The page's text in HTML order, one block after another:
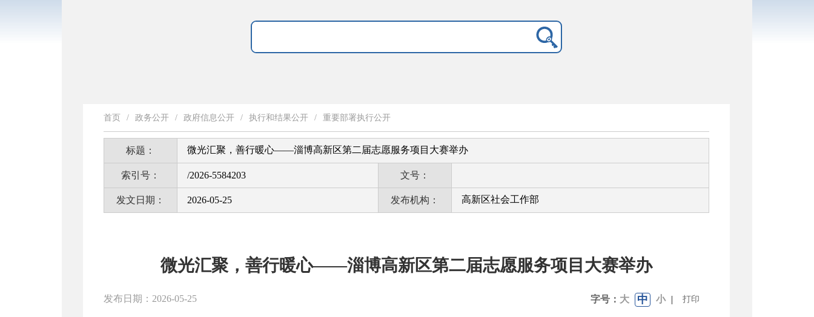
首页 / 政务公开 / 政府信息公开 / 执行和结果公开 / 重要部署执行公开
标题： 微光汇聚，善行暖心——淄博高新区第二届志愿服务项目大赛举办
索引号： /2026-5584203 文号：
发文日期： 2026-05-25 发布机构： 高新区社会工作部
微光汇聚，善行暖心——淄博高新区第二届志愿服务项目大赛举办
发布日期：2026-05-25 字号： 大 中 小 | 打印